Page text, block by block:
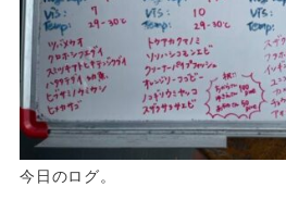
今日のログ。